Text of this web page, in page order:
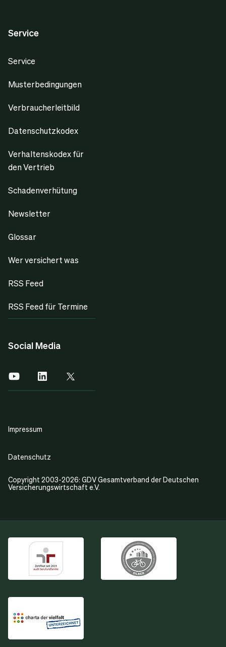
Service
Service
Musterbedingungen
Verbraucherleitbild
Datenschutzkodex
Verhaltenskodex für
den Vertrieb
Schadenverhütung
Newsletter
Glossar
Wer versichert was
RSS Feed
RSS Feed für Termine
Social Media
Copyright 2003-2026: GDV Gesamtverband der Deutschen
Versicherungswirtschaft e.V.
Impressum
Datenschutz